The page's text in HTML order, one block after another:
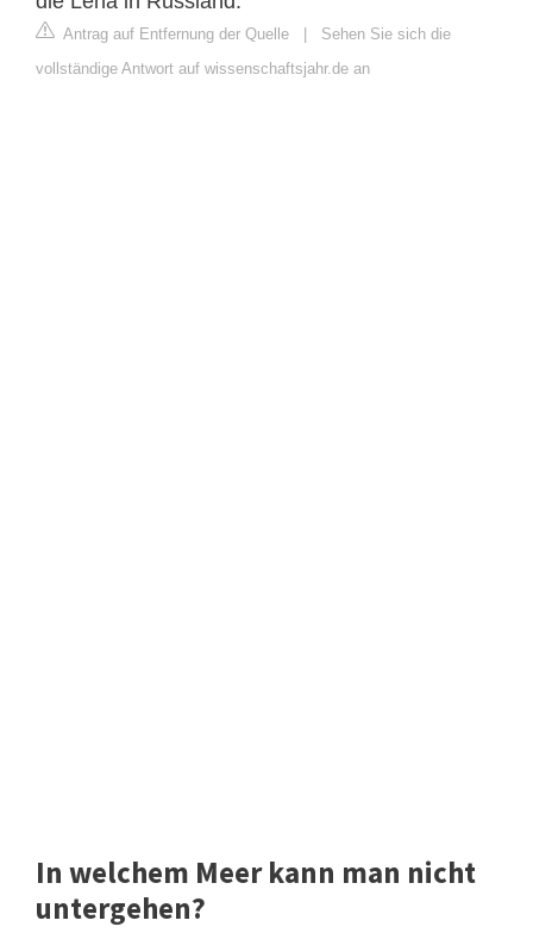
Antrag auf Entfernung der Quelle | Sehen Sie sich die
vollständige Antwort auf wissenschaftsjahr.de an
In welchem Meer kann man nicht
untergehen?